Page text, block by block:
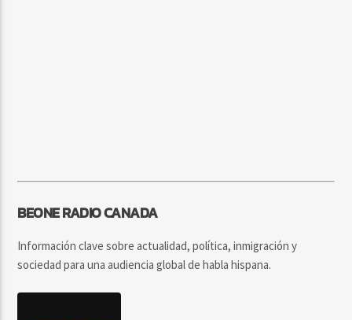
BEONE RADIO CANADA
Información clave sobre actualidad, política, inmigración y
sociedad para una audiencia global de habla hispana.